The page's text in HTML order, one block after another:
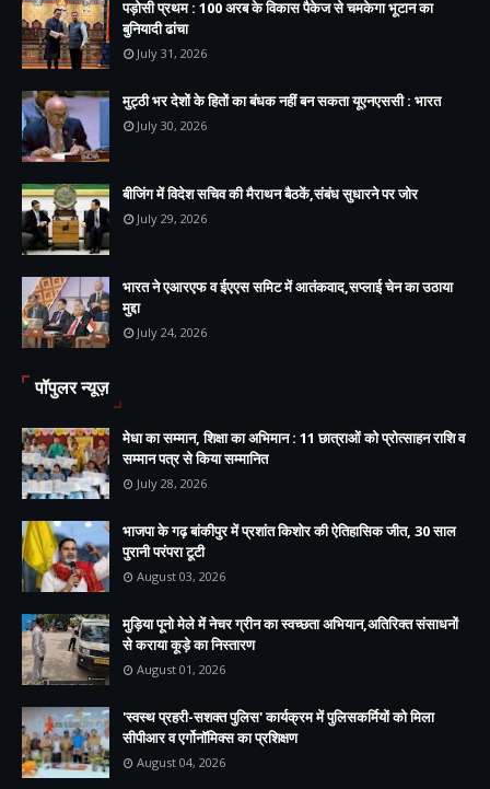
पड़ोसी प्रथम : 100 अरब के विकास पैकेज से चमकेगा भूटान का
बुनियादी ढांचा
July 31, 2026
मुट्ठी भर देशों के हितों का बंधक नहीं बन सकता यूएनएससी : भारत
July 30, 2026
बीजिंग में विदेश सचिव की मैराथन बैठकें,संबंध सुधारने पर जोर
July 29, 2026
भारत ने एआरएफ व ईएएस समिट में आतंकवाद,सप्लाई चेन का उठाया
मुद्दा
July 24, 2026
पॉपुलर न्यूज़
मेधा का सम्मान, शिक्षा का अभिमान : 11 छात्राओं को प्रोत्साहन राशि व
सम्मान पत्र से किया सम्मानित
July 28, 2026
भाजपा के गढ़ बांकीपुर में प्रशांत किशोर की ऐतिहासिक जीत, 30 साल
पुरानी परंपरा टूटी
August 03, 2026
मुड़िया पूनो मेले में नेचर ग्रीन का स्वच्छता अभियान,अतिरिक्त संसाधनों
से कराया कूड़े का निस्तारण
August 01, 2026
'स्वस्थ प्रहरी-सशक्त पुलिस' कार्यक्रम में पुलिसकर्मियों को मिला
सीपीआर व एर्गोनॉमिक्स का प्रशिक्षण
August 04, 2026